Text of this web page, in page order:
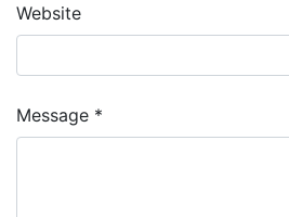
Website
Message *